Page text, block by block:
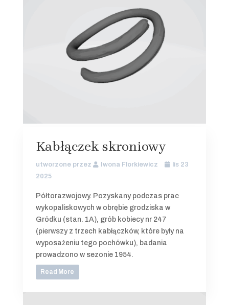
Kabłączek skroniowy
utworzone przez Iwona Florkiewicz
lis 23
2025
Półtorazwojowy. Pozyskany podczas prac
wykopaliskowych w obrębie grodziska w
Gródku (stan. 1A), grób kobiecy nr 247
(pierwszy z trzech kabłączków, które były na
wyposażeniu tego pochówku), badania
prowadzono w sezonie 1954.
Read More